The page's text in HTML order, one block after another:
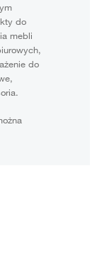
do
mebli
do